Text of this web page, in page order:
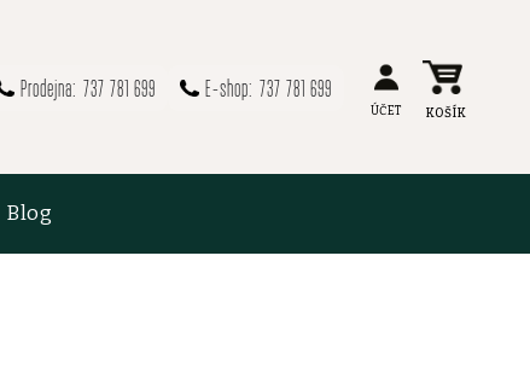
737 781 699
737 781 699
Blog